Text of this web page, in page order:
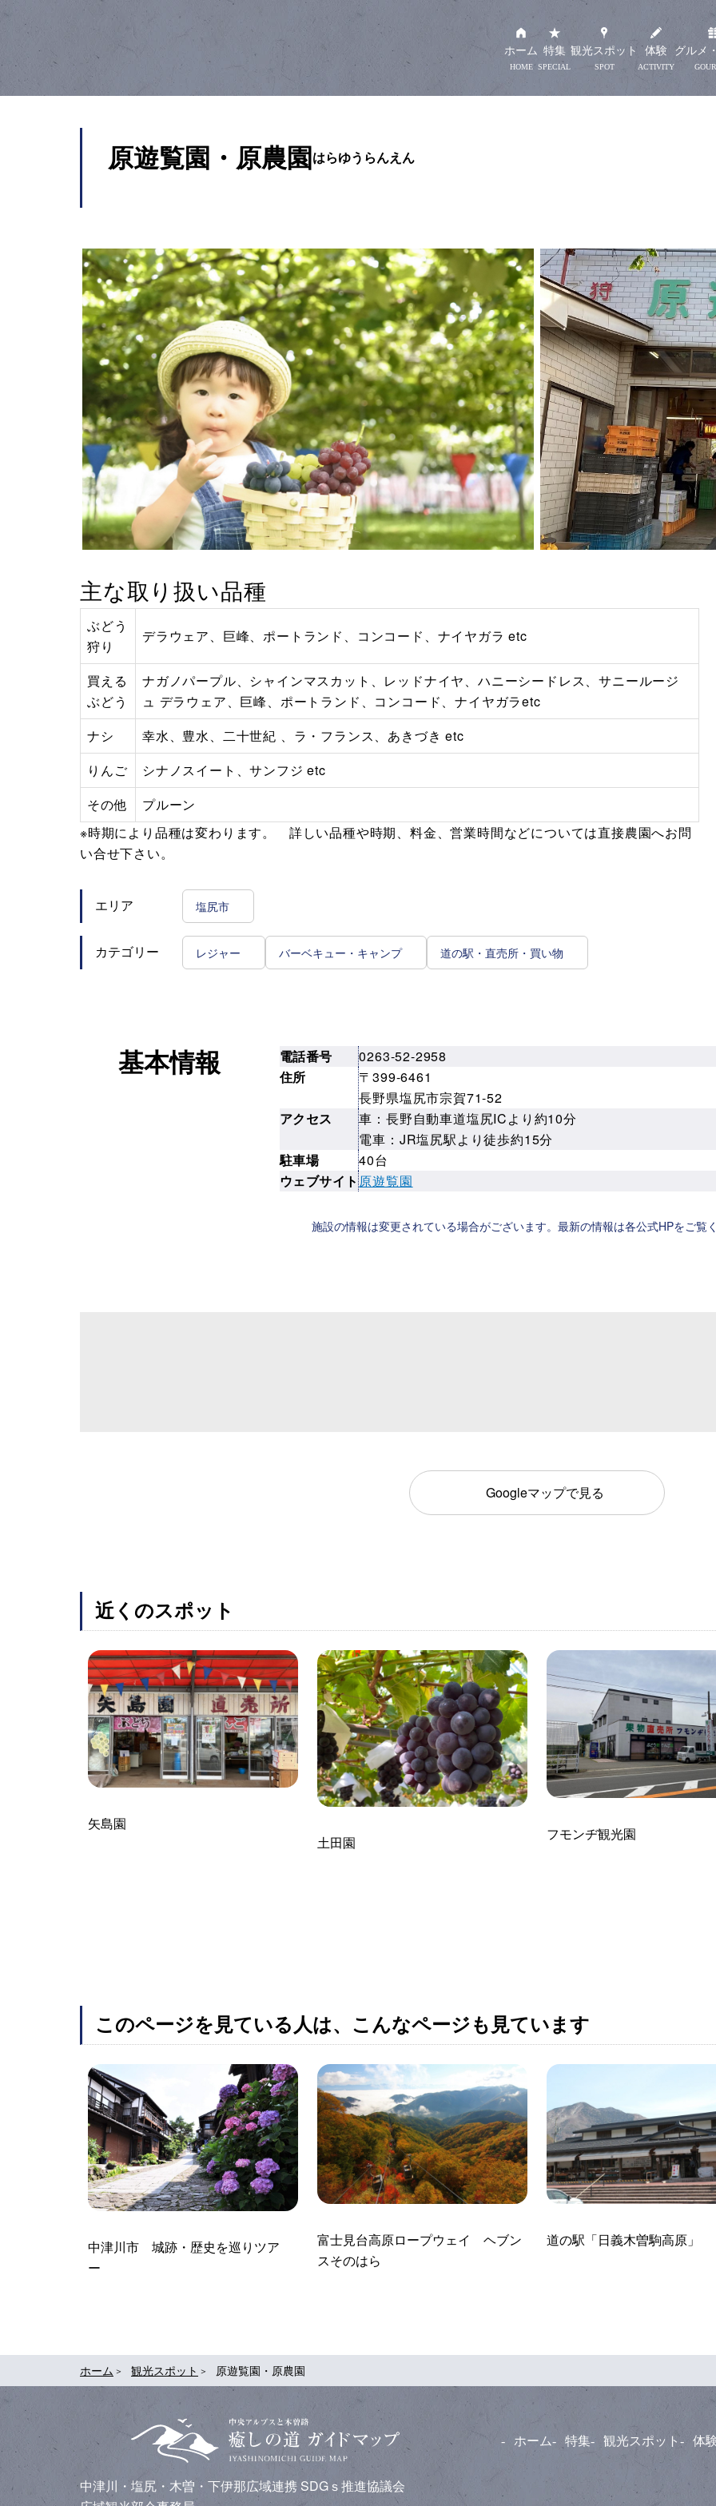
ホーム 観光スポット 原遊覧園・原農園
原遊覧園・原農園
主な取り扱い品種
ぶどう
狩り
デラウェア、巨峰、ポートランド、コンコード、ナイヤガラ etc
買える
ぶどう
ナガノパープル、シャインマスカット、レッドナイヤ、ハニーシードレス、サニールージ
ュ デラウェア、巨峰、ポートランド、コンコード、ナイヤガラetc
ナシ
幸水、豊水、二十世紀 、ラ・フランス、あきづき etc
りんご
シナノスイート、サンフジ etc
その他
プルーン
※時期により品種は変わります。 詳しい品種や時期、料金、営業時間などについては直接農園へお問
い合せ下さい。
エリア 塩尻市
カテゴリー レジャー バーベキュー・キャンプ 道の駅・直売所・買い物
基本情報 電話番号
0263-52-2958
住所
〒399-6461
長野県塩尻市宗賀71-52
アクセス
車：長野自動車道塩尻ICより約10分
電車：JR塩尻駅より徒歩約15分
駐車場
40台
ウェブサイト原遊覧園
施設の情報は変更されている場合がございます。最新の情報は各公式HPをご覧く
Googleマップで見る
近くのスポット
矢島園
土田園
フモンヂ観光園
このページを見ている人は、こんなページも見ています
中津川市 城跡・歴史を巡りツア
ー
富士見台高原ロープウェイ ヘブン
スそのはら
道の駅「日義木曽駒高原」
ホーム 特集 観光スポット 体験 グルメ
ホーム 特集 観光スポット 体
中津川・塩尻・木曽・下伊那広域連携 SDGｓ推進協議会